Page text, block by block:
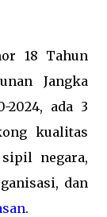
18 Tahun
Jangka
2024, ada 3
kualitas
negara,
dan
.